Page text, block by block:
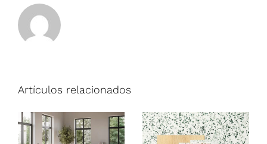
Artículos relacionados